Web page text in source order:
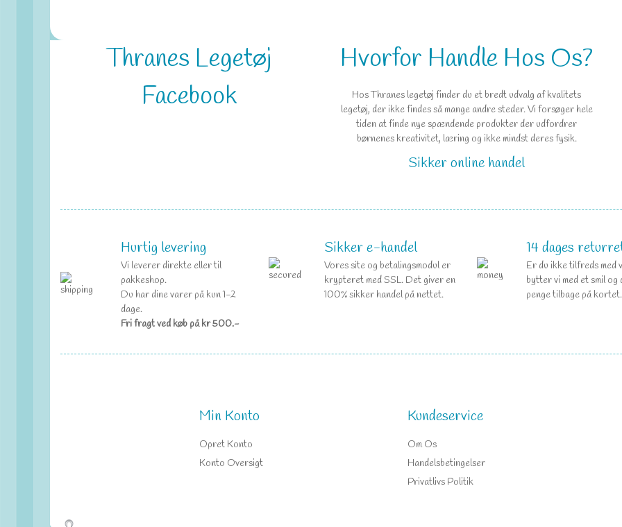
Thranes Legetøj
Facebook
Hvorfor Handle Hos Os?
Hos Thranes legetøj finder du et bredt udvalg af kvalitets
legetøj, der ikke findes så mange andre steder. Vi forsøger hele
tiden at finde nye spændende produkter der udfordrer
børnenes kreativitet, læring og ikke mindst deres fysik.
Sikker online handel
Hurtig levering
Vi leverer direkte eller til
pakkeshop.
Du har dine varer på kun 1-2
dage.
Fri fragt ved køb på kr 500.-
Sikker e-handel
Vores site og betalingsmodul er
krypteret med SSL. Det giver en
100% sikker handel på nettet.
14 dages
Er du ikke tilfreds med
bytter vi med et smil og
penge tilbage på kortet.
Min Konto
Opret Konto
Konto Oversigt
Kundeservice
Om Os
Handelsbetingelser
Privatlivs Politik